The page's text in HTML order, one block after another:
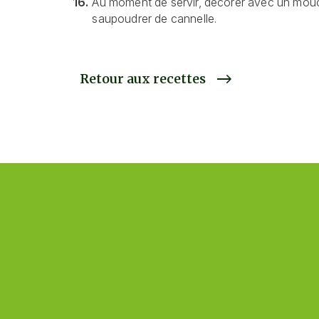
saupoudrer de cannelle.
Retour aux recettes